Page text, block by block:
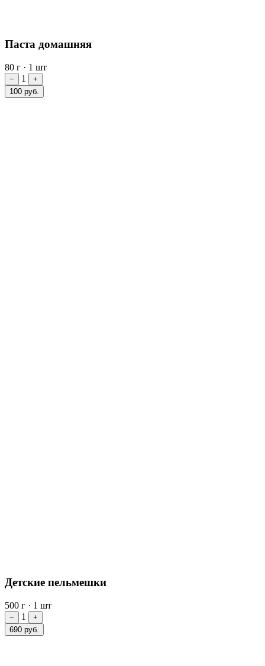
Паста домашняя
80 г · 1 шт
− 1
+
100 руб.
Детские пельмешки
500 г · 1 шт
− 1
+
690 руб.